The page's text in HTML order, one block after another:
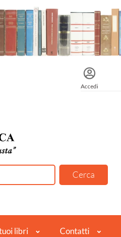
Accedi
libri Contatti